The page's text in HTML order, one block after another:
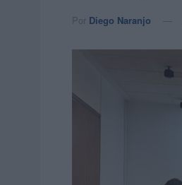
Por Diego Naranjo